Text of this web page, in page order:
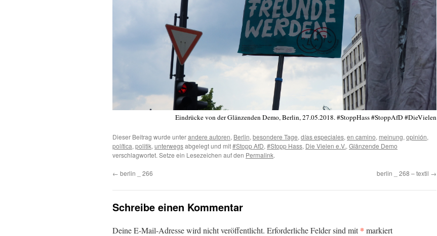
Eindrücke von der Glänzenden Demo, Berlin, 27.05.2018. #StoppHass #StoppAfD #DieVielen
Dieser Beitrag wurde unterandere autoren, Berlin, besondere Tage, días especiales, en camino, meinung, opinión,
política, politik, unterwegsabgelegt und mit#Stopp AfD, #Stopp Hass, Die Vielen e.V., Glänzende Demo
verschlagwortet. Setze ein Lesezeichen auf den Permalink.
← berlin _ 266 berlin _ 268 – textil →
Schreibe einen Kommentar
Deine E-Mail-Adresse wird nicht veröffentlicht. Erforderliche Felder sind mit* markiert